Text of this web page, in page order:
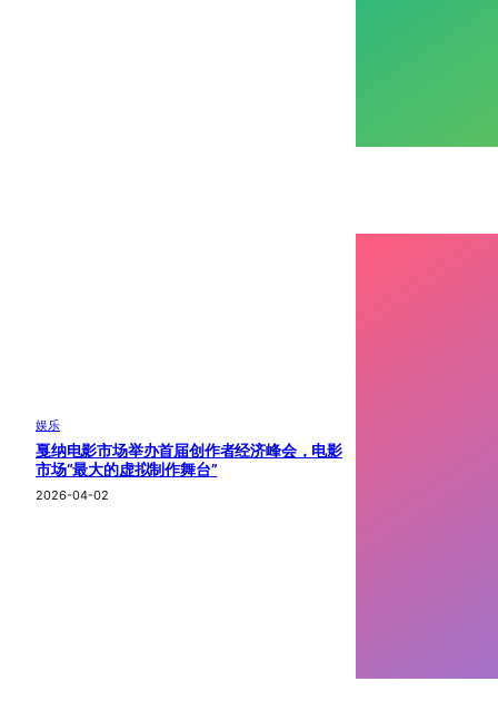
娱乐
戛纳电影市场举办首届创作者经济峰会，电影
市场“最大的虚拟制作舞台”
2026-04-02